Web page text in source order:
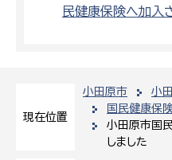
現在位置
小田原市 小
国民健康保
小田原市国
しました
民健康保険へ加入